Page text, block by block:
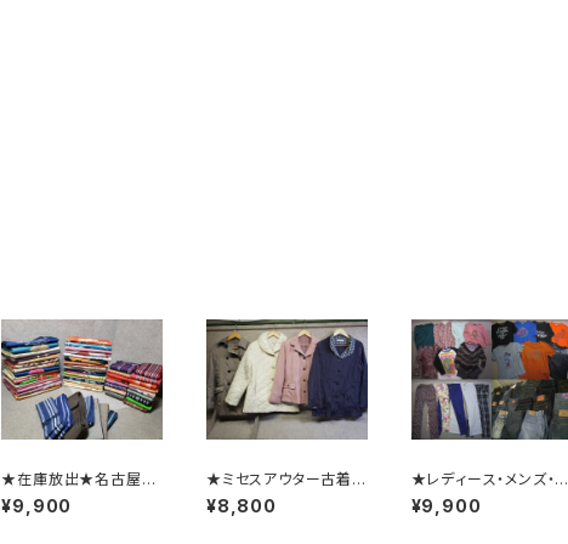
★在庫放出★名古屋帯
●半幅帯●袋帯など●
アソート●古着衛門店
¥9,900
★ミセスアウター古着M
IX●アソート●古着衛
門店頭品質●大量/業
¥8,800
★レディース・メンズ・キ
ッズ古着MIX●時期物2
シーズン●古着衛門店
¥9,900